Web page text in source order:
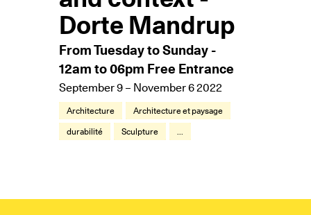
Dorte Mandrup
From Tuesday to Sunday -
12am to 06pm Free Entrance
September 9 – November 6 2022
Architecture
Architecture et paysage
durabilité
Sculpture ...